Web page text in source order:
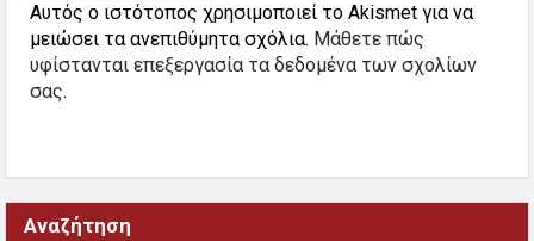
Αυτός ο ιστότοπος χρησιμοποιεί το Akismet για να
μειώσει τα ανεπιθύμητα σχόλια. Μάθετε πώς
υφίστανται επεξεργασία τα δεδομένα των σχολίων
σας.
Αναζήτηση